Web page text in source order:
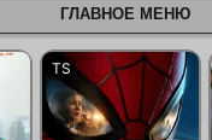
ГЛАВНОЕ МЕНЮ